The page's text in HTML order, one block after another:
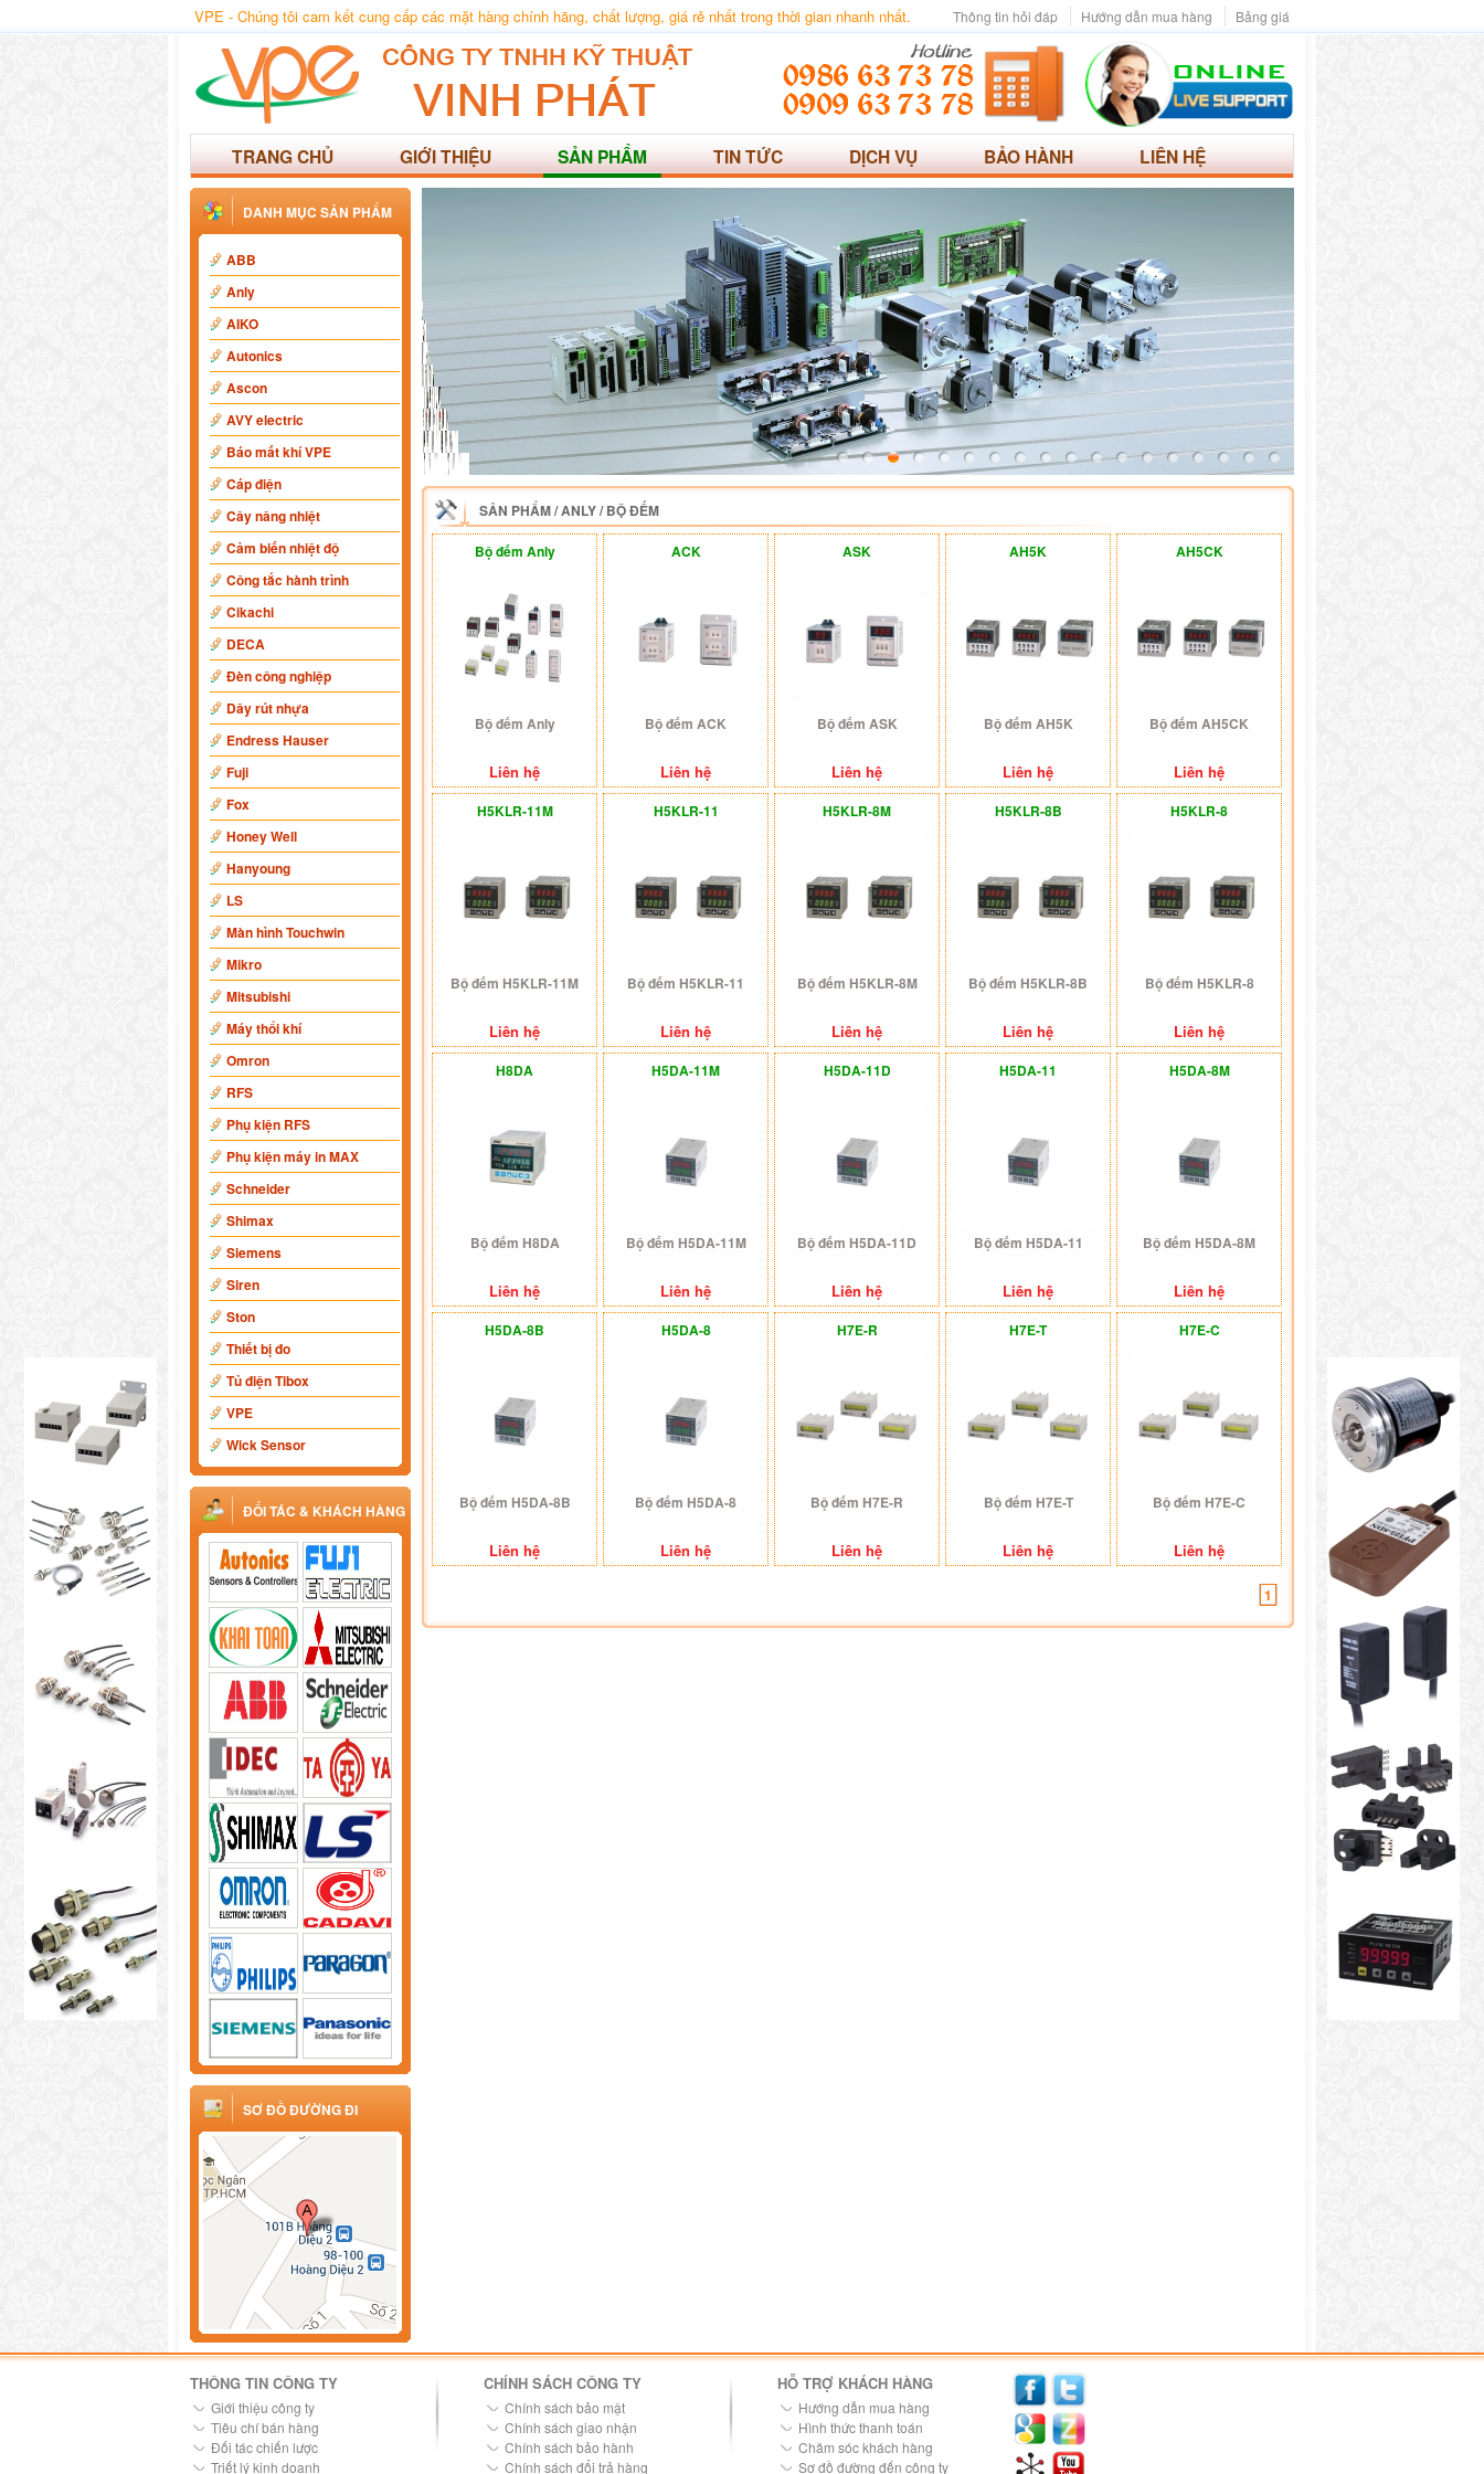
VPE - Chúng tôi cam kết cung cấp các mặt hàng chính hãng, chất lượng, giá rẻ nhất trong thời gian nhanh nhất. Bảng giá
Hướng dẫn mua hàng
Thông tin hỏi đáp
TRANG CHỦ GIỚI THIỆU SẢN PHẨM TIN TỨC DỊCH VỤ BẢO HÀNH LIÊN HỆ
DANH MỤC SẢN PHẨM
ABB
Anly
AIKO
Autonics
Ascon
AVY electric
Báo mất khí VPE
Cáp điện
Cây nâng nhiệt
Cảm biến nhiệt độ
Công tắc hành trình
Cikachi
DECA
Đèn công nghiệp
Dây rút nhựa
Endress Hauser
Fuji
Fox
Honey Well
Hanyoung
LS
Màn hình Touchwin
Mikro
Mitsubishi
Máy thổi khí
Omron
RFS
Phụ kiện RFS
Phụ kiện máy in MAX
Schneider
Shimax
Siemens
Siren
Ston
Thiết bị đo
Tủ điện Tibox
VPE
Wick Sensor
ĐỐI TÁC & KHÁCH HÀNG
SƠ ĐỒ ĐƯỜNG ĐI
SẢN PHẨM/ANLY/BỘ ĐẾM
Bộ đếm Anly
Bộ đếm Anly
Liên hệ
ACK
Bộ đếm ACK
Liên hệ
ASK
Bộ đếm ASK
Liên hệ
AH5K
Bộ đếm AH5K
Liên hệ
AH5CK
Bộ đếm AH5CK
Liên hệ
H5KLR-11M
Bộ đếm H5KLR-11M
Liên hệ
H5KLR-11
Bộ đếm H5KLR-11
Liên hệ
H5KLR-8M
Bộ đếm H5KLR-8M
Liên hệ
H5KLR-8B
Bộ đếm H5KLR-8B
Liên hệ
H5KLR-8
Bộ đếm H5KLR-8
Liên hệ
H8DA
Bộ đếm H8DA
Liên hệ
H5DA-11M
Bộ đếm H5DA-11M
Liên hệ
H5DA-11D
Bộ đếm H5DA-11D
Liên hệ
H5DA-11
Bộ đếm H5DA-11
Liên hệ
H5DA-8M
Bộ đếm H5DA-8M
Liên hệ
H5DA-8B
Bộ đếm H5DA-8B
Liên hệ
H5DA-8
Bộ đếm H5DA-8
Liên hệ
H7E-R
Bộ đếm H7E-R
Liên hệ
H7E-T
Bộ đếm H7E-T
Liên hệ
H7E-C
Bộ đếm H7E-C
Liên hệ
1
THÔNG TIN CÔNG TY
Giới thiệu công ty
Tiêu chí bán hàng
Đối tác chiến lược
Triết lý kinh doanh
CHÍNH SÁCH CÔNG TY
Chính sách bảo mật
Chính sách giao nhận
Chính sách bảo hành
Chính sách đổi trả hàng
HỖ TRỢ KHÁCH HÀNG
Hướng dẫn mua hàng
Hình thức thanh toán
Chăm sóc khách hàng
Sơ đồ đường đến công ty